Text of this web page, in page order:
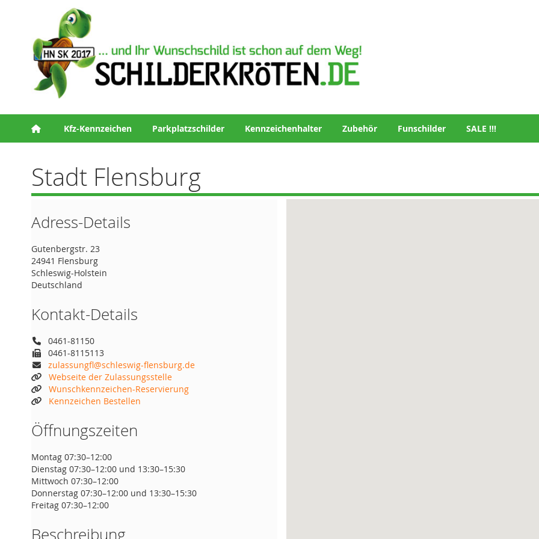
Kfz-Kennzeichen Parkplatzschilder Kennzeichenhalter Zubehör Funschilder SALE !!!
Stadt Flensburg
Adress-Details
Gutenbergstr. 23
24941 Flensburg
Schleswig-Holstein
Deutschland
Kontakt-Details
0461-81150
0461-8115113
zulassungfl@schleswig-flensburg.de
Webseite der Zulassungsstelle
Wunschkennzeichen-Reservierung
Kennzeichen Bestellen
Öffnungszeiten
Montag 07:30–12:00
Dienstag 07:30–12:00 und 13:30–15:30
Mittwoch 07:30–12:00
Donnerstag 07:30–12:00 und 13:30–15:30
Freitag 07:30–12:00
Beschreibung